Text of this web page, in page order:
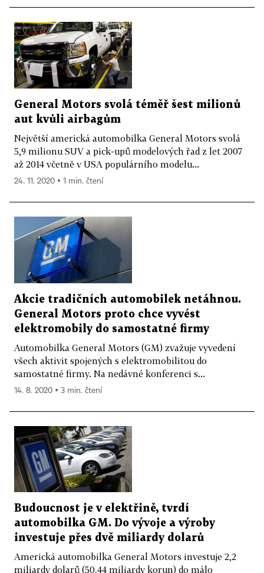
General Motors svolá téměř šest milionů
aut kvůli airbagům
Největší americká automobilka General Motors svolá
5,9 milionu SUV a pick-upů modelových řad z let 2007
až 2014 včetně v USA populárního modelu...
24. 11. 2020 ▪ 1 min. čtení
Akcie tradičních automobilek netáhnou.
General Motors proto chce vyvést
elektromobily do samostatné firmy
Automobilka General Motors (GM) zvažuje vyvedení
všech aktivit spojených s elektromobilitou do
samostatné firmy. Na nedávné konferenci s...
14. 8. 2020 ▪ 3 min. čtení
Budoucnost je v elektřině, tvrdí
automobilka GM. Do vývoje a výroby
investuje přes dvě miliardy dolarů
Americká automobilka General Motors investuje 2,2
miliardy dolarů (50,44 miliardy korun) do málo